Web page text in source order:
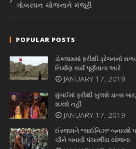
ગોબરધન યોજનાને મંજૂરી
POPULAR POSTS
ડોકલામમાં ફરીથી ડ્રેગનનો
નિર્માણ કાર્ય પૂર્ણતાના આરે
JANUARY 17, 2019
મુંબઈમાં ફરીથી ખુલશે ડાન્સ
શકશે નહીં
JANUARY 17, 2019
ઈસ્લામને “ચાઈનિઝ” બનાવશે
ચીને બનાવી પંચવર્ષીય યોજના